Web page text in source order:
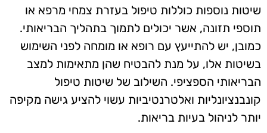
שיטות נוספות כוללות טיפול בעזרת צמחי מרפא או
תוספי תזונה, אשר יכולים לתמוך בתהליך הבריאותי.
כמובן, יש להתייעץ עם רופא או מומחה לפני השימוש
בשיטות אלו, על מנת להבטיח שהן מתאימות למצב
הבריאותי הספציפי. השילוב של שיטות טיפול
קונבנציונליות ואלטרנטיביות עשוי להציע גישה מקיפה
יותר לניהול בעיות בריאות.